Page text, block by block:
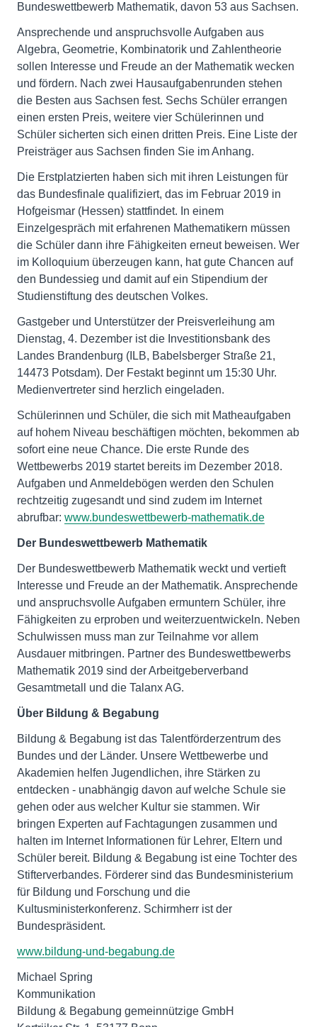
Bundeswettbewerb Mathematik, davon 53 aus Sachsen.
Ansprechende und anspruchsvolle Aufgaben aus
Algebra, Geometrie, Kombinatorik und Zahlentheorie
sollen Interesse und Freude an der Mathematik wecken
und fördern. Nach zwei Hausaufgabenrunden stehen
die Besten aus Sachsen fest. Sechs Schüler errangen
einen ersten Preis, weitere vier Schülerinnen und
Schüler sicherten sich einen dritten Preis. Eine Liste der
Preisträger aus Sachsen finden Sie im Anhang.
Die Erstplatzierten haben sich mit ihren Leistungen für
das Bundesfinale qualifiziert, das im Februar 2019 in
Hofgeismar (Hessen) stattfindet. In einem
Einzelgespräch mit erfahrenen Mathematikern müssen
die Schüler dann ihre Fähigkeiten erneut beweisen. Wer
im Kolloquium überzeugen kann, hat gute Chancen auf
den Bundessieg und damit auf ein Stipendium der
Studienstiftung des deutschen Volkes.
Gastgeber und Unterstützer der Preisverleihung am
Dienstag, 4. Dezember ist die Investitionsbank des
Landes Brandenburg (ILB, Babelsberger Straße 21,
14473 Potsdam). Der Festakt beginnt um 15:30 Uhr.
Medienvertreter sind herzlich eingeladen.
Schülerinnen und Schüler, die sich mit Matheaufgaben
auf hohem Niveau beschäftigen möchten, bekommen ab
sofort eine neue Chance. Die erste Runde des
Wettbewerbs 2019 startet bereits im Dezember 2018.
Aufgaben und Anmeldebögen werden den Schulen
rechtzeitig zugesandt und sind zudem im Internet
abrufbar: www.bundeswettbewerb-mathematik.de
Der Bundeswettbewerb Mathematik
Der Bundeswettbewerb Mathematik weckt und vertieft
Interesse und Freude an der Mathematik. Ansprechende
und anspruchsvolle Aufgaben ermuntern Schüler, ihre
Fähigkeiten zu erproben und weiterzuentwickeln. Neben
Schulwissen muss man zur Teilnahme vor allem
Ausdauer mitbringen. Partner des Bundeswettbewerbs
Mathematik 2019 sind der Arbeitgeberverband
Gesamtmetall und die Talanx AG.
Über Bildung & Begabung
Bildung & Begabung ist das Talentförderzentrum des
Bundes und der Länder. Unsere Wettbewerbe und
Akademien helfen Jugendlichen, ihre Stärken zu
entdecken - unabhängig davon auf welche Schule sie
gehen oder aus welcher Kultur sie stammen. Wir
bringen Experten auf Fachtagungen zusammen und
halten im Internet Informationen für Lehrer, Eltern und
Schüler bereit. Bildung & Begabung ist eine Tochter des
Stifterverbandes. Förderer sind das Bundesministerium
für Bildung und Forschung und die
Kultusministerkonferenz. Schirmherr ist der
Bundespräsident.
www.bildung-und-begabung.de
Michael Spring
Kommunikation
Bildung & Begabung gemeinnützige GmbH